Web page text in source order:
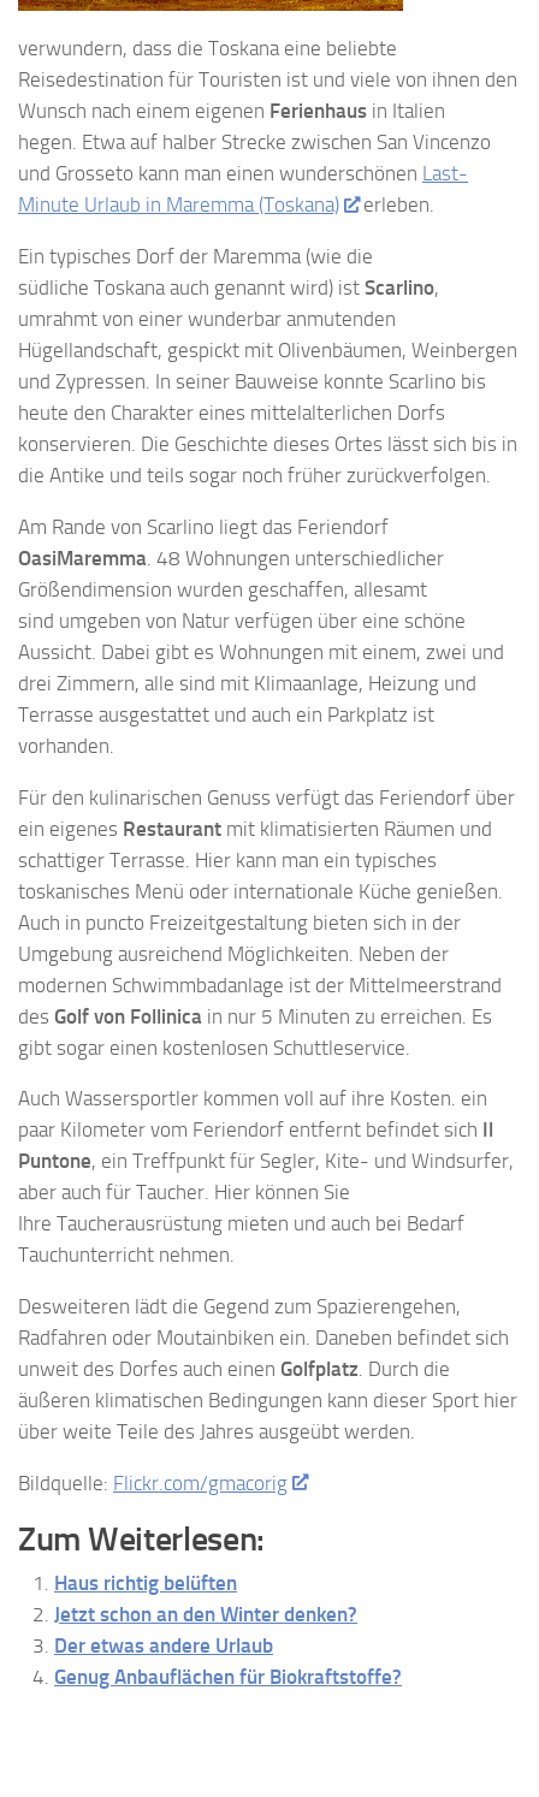
verwundern, dass die Toskana eine beliebte
Reisedestination für Touristen ist und viele von ihnen den
Wunsch nach einem eigenen Ferienhaus in Italien
hegen. Etwa auf halber Strecke zwischen San Vincenzo
und Grosseto kann man einen wunderschönen Last-
Minute Urlaub in Maremma (Toskana)
erleben.
Ein typisches Dorf der Maremma (wie die
südliche Toskana auch genannt wird) ist Scarlino,
umrahmt von einer wunderbar anmutenden
Hügellandschaft, gespickt mit Olivenbäumen, Weinbergen
und Zypressen. In seiner Bauweise konnte Scarlino bis
heute den Charakter eines mittelalterlichen Dorfs
konservieren. Die Geschichte dieses Ortes lässt sich bis in
die Antike und teils sogar noch früher zurückverfolgen.
Am Rande von Scarlino liegt das Feriendorf
OasiMaremma . 48 Wohnungen unterschiedlicher
Größendimension wurden geschaffen, allesamt
sind umgeben von Natur verfügen über eine schöne
Aussicht. Dabei gibt es Wohnungen mit einem, zwei und
drei Zimmern, alle sind mit Klimaanlage, Heizung und
Terrasse ausgestattet und auch ein Parkplatz ist
vorhanden.
Für den kulinarischen Genuss verfügt das Feriendorf über
ein eigenes Restaurant mit klimatisierten Räumen und
schattiger Terrasse. Hier kann man ein typisches
toskanisches Menü oder internationale Küche genießen.
Auch in puncto Freizeitgestaltung bieten sich in der
Umgebung ausreichend Möglichkeiten. Neben der
modernen Schwimmbadanlage ist der Mittelmeerstrand
des Golf von Follinica in nur 5 Minuten zu erreichen. Es
gibt sogar einen kostenlosen Schuttleservice.
Auch Wassersportler kommen voll auf ihre Kosten. ein
paar Kilometer vom Feriendorf entfernt befindet sich Il
Puntone, ein Treffpunkt für Segler, Kite- und Windsurfer,
aber auch für Taucher. Hier können Sie
Ihre Taucherausrüstung mieten und auch bei Bedarf
Tauchunterricht nehmen.
Desweiteren lädt die Gegend zum Spazierengehen,
Radfahren oder Moutainbiken ein. Daneben befindet sich
unweit des Dorfes auch einen Golfplatz. Durch die
äußeren klimatischen Bedingungen kann dieser Sport hier
über weite Teile des Jahres ausgeübt werden.
Bildquelle: Flickr.com/gmacorig
Zum Weiterlesen:
Haus richtig belüften
Jetzt schon an den Winter denken?
Der etwas andere Urlaub
Genug Anbauflächen für Biokraftstoffe?